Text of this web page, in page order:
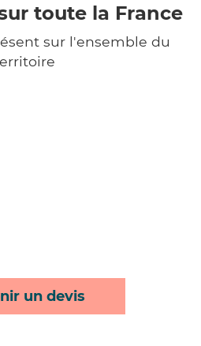
toute la France
sur l'ensemble du
un devis